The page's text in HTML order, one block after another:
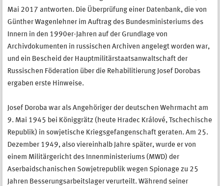
Mai 2017 antworten. Die Überprüfung einer Datenbank, die von
Günther Wagenlehner im Auftrag des Bundesministeriums des
Innern in den 1990er-Jahren auf der Grundlage von
Archivdokumenten in russischen Archiven angelegt worden war,
und ein Bescheid der Hauptmilitärstaatsanwaltschaft der
Russischen Föderation über die Rehabilitierung Josef Dorobas
ergaben erste Hinweise.
Josef Doroba war als Angehöriger der deutschen Wehrmacht am
9. Mai 1945 bei Königgrätz (heute Hradec Králové, Tschechische
Republik) in sowjetische Kriegsgefangenschaft geraten. Am 25.
Dezember 1949, also viereinhalb Jahre später, wurde er von
einem Militärgericht des Innenministeriums (MWD) der
Aserbaidschanischen Sowjetrepublik wegen Spionage zu 25
Jahren Besserungsarbeitslager verurteilt. Während seiner